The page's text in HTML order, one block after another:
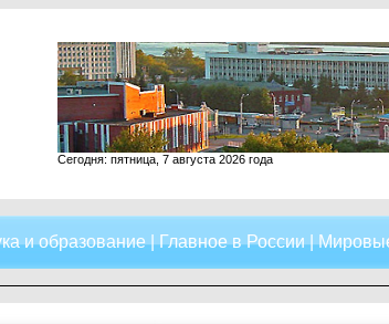
Сегодня: пятница, 7 августа 2026 года
и образование|Главное в России|